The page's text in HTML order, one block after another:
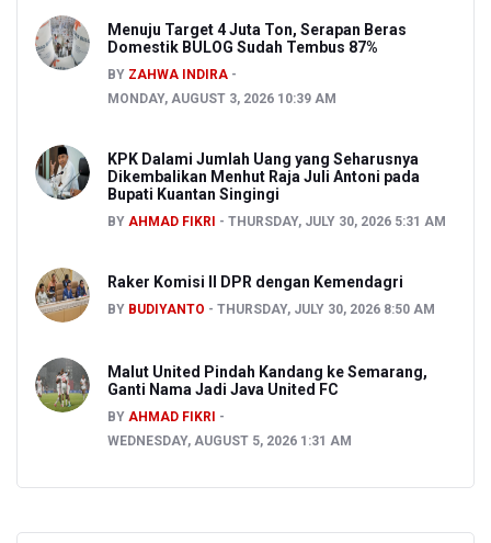
Menuju Target 4 Juta Ton, Serapan Beras
Domestik BULOG Sudah Tembus 87%
BY ZAHWA INDIRA
MONDAY, AUGUST 3, 2026 10:39 AM
KPK Dalami Jumlah Uang yang Seharusnya
Dikembalikan Menhut Raja Juli Antoni pada
Bupati Kuantan Singingi
BY AHMAD FIKRI THURSDAY, JULY 30, 2026 5:31 AM
Raker Komisi II DPR dengan Kemendagri
BY BUDIYANTO THURSDAY, JULY 30, 2026 8:50 AM
Malut United Pindah Kandang ke Semarang,
Ganti Nama Jadi Java United FC
BY AHMAD FIKRI
WEDNESDAY, AUGUST 5, 2026 1:31 AM